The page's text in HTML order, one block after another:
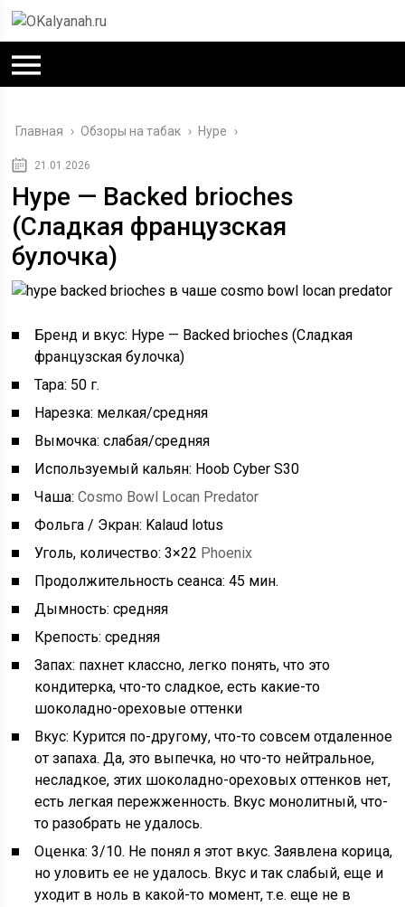
Главная › Обзоры на табак › Hype ›
21.01.2026
Hype — Backed brioches
(Сладкая французская
булочка)
Бренд и вкус: Hype — Backed brioches (Сладкая
французская булочка)
Тара: 50 г.
Нарезка: мелкая/средняя
Вымочка: слабая/средняя
Используемый кальян: Hoob Cyber S30
Чаша:Cosmo Bowl Locan Predator
Фольга / Экран: Kalaud lotus
Уголь, количество: 3×22 Phoenix
Продолжительность сеанса: 45 мин.
Дымность: средняя
Крепость: средняя
Запах: пахнет классно, легко понять, что это
кондитерка, что-то сладкое, есть какие-то
шоколадно-ореховые оттенки
Вкус: Курится по-другому, что-то совсем отдаленное
от запаха. Да, это выпечка, но что-то нейтральное,
несладкое, этих шоколадно-ореховых оттенков нет,
есть легкая пережженность. Вкус монолитный, что-
то разобрать не удалось.
Оценка: 3/10. Не понял я этот вкус. Заявлена корица,
но уловить ее не удалось. Вкус и так слабый, еще и
уходит в ноль в какой-то момент, т.е. еще не в